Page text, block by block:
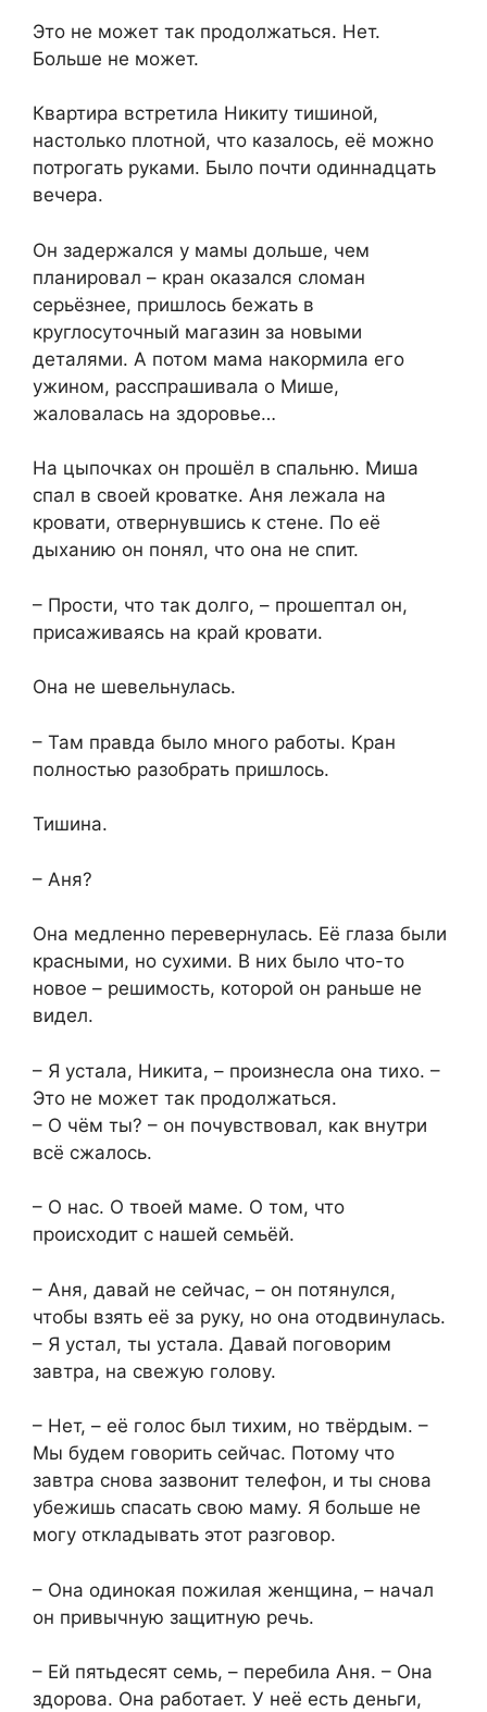
Это не может так продолжаться. Нет.
Больше не может.
Квартира встретила Никиту тишиной,
настолько плотной, что казалось, её можно
потрогать руками. Было почти одиннадцать
вечера.
Он задержался у мамы дольше, чем
планировал – кран оказался сломан
серьёзнее, пришлось бежать в
круглосуточный магазин за новыми
деталями. А потом мама накормила его
ужином, расспрашивала о Мише,
жаловалась на здоровье…
На цыпочках он прошёл в спальню. Миша
спал в своей кроватке. Аня лежала на
кровати, отвернувшись к стене. По её
дыханию он понял, что она не спит.
– Прости, что так долго, – прошептал он,
присаживаясь на край кровати.
Она не шевельнулась.
– Там правда было много работы. Кран
полностью разобрать пришлось.
Тишина.
– Аня?
Она медленно перевернулась. Её глаза были
красными, но сухими. В них было что-то
новое – решимость, которой он раньше не
видел.
– Я устала, Никита, – произнесла она тихо. –
Это не может так продолжаться.
– О чём ты? – он почувствовал, как внутри
всё сжалось.
– О нас. О твоей маме. О том, что
происходит с нашей семьёй.
– Аня, давай не сейчас, – он потянулся,
чтобы взять её за руку, но она отодвинулась.
– Я устал, ты устала. Давай поговорим
завтра, на свежую голову.
– Нет, – её голос был тихим, но твёрдым. –
Мы будем говорить сейчас. Потому что
завтра снова зазвонит телефон, и ты снова
убежишь спасать свою маму. Я больше не
могу откладывать этот разговор.
– Она одинокая пожилая женщина, – начал
он привычную защитную речь.
– Ей пятьдесят семь, – перебила Аня. – Она
здорова. Она работает. У неё есть деньги,